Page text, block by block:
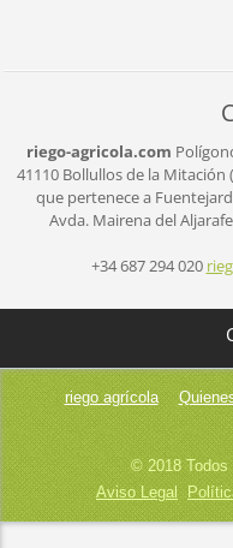
riego-agricola.com
41110 Bollullos de la Mitación
que pertenece a
Avda. Mairena del
+34 687 294 020
riego agrícola
© 2018 Todos
Aviso Legal